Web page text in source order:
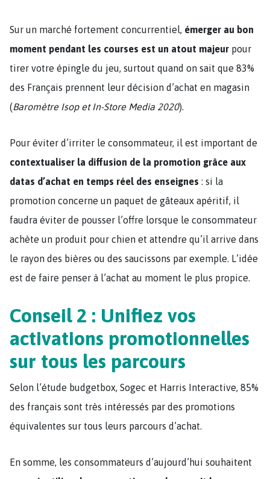
Sur un marché fortement concurrentiel, émerger au bon
moment pendant les courses est un atout majeur pour
tirer votre épingle du jeu, surtout quand on sait que 83%
des Français prennent leur décision d’achat en magasin
(Baromètre Isop et In-Store Media 2020).
Pour éviter d’irriter le consommateur, il est important de
contextualiser la diffusion de la promotion grâce aux
datas d’achat en temps réel des enseignes : si la
promotion concerne un paquet de gâteaux apéritif, il
faudra éviter de pousser l’offre lorsque le consommateur
achète un produit pour chien et attendre qu’il arrive dans
le rayon des bières ou des saucissons par exemple. L’idée
est de faire penser à l’achat au moment le plus propice.
Conseil 2 : Unifiez vos
activations promotionnelles
sur tous les parcours
Selon l’étude budgetbox, Sogec et Harris Interactive, 85%
des français sont très intéressés par des promotions
équivalentes sur tous leurs parcours d’achat.
En somme, les consommateurs d’aujourd’hui souhaitent